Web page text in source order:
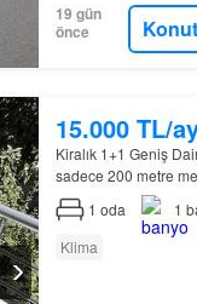
19 gün
önce
15.000 TL/
Kiralık 1+1 Geniş
sadece 200 metre
1 oda 1
Klima